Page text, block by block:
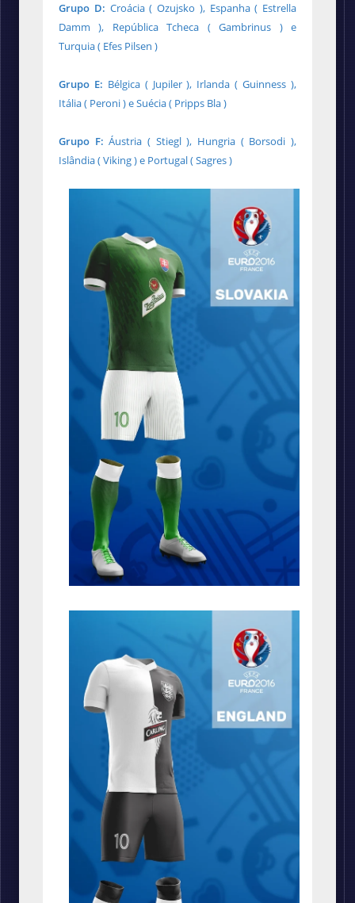
Grupo D: Croácia ( Ozujsko ), Espanha ( Estrella
Damm ), República Tcheca ( Gambrinus ) e
Turquia ( Efes Pilsen )
Grupo E: Bélgica ( Jupiler ), Irlanda ( Guinness ),
Itália ( Peroni ) e Suécia ( Pripps Bla )
Grupo F: Áustria ( Stiegl ), Hungria ( Borsodi ),
Islândia ( Viking ) e Portugal ( Sagres )